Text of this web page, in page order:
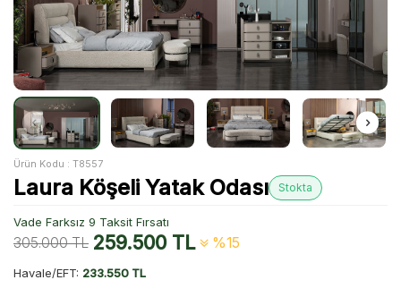
Ürün Kodu : T8557
Laura Köşeli Yatak Odası Stokta
Vade Farksız 9 Taksit Fırsatı
305.000TL 259.500TL %15
Havale/EFT: 233.550 TL